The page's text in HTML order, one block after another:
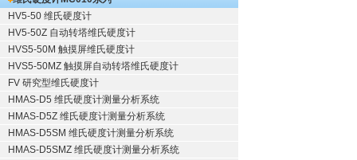
HV5-50 维氏硬度计
HV5-50Z 自动转塔维氏硬度计
HVS5-50M 触摸屏维氏硬度计
HVS5-50MZ 触摸屏自动转塔维氏硬度计
FV 研究型维氏硬度计
HMAS-D5 维氏硬度计测量分析系统
HMAS-D5Z 维氏硬度计测量分析系统
HMAS-D5SM 维氏硬度计测量分析系统
HMAS-D5SMZ 维氏硬度计测量分析系统